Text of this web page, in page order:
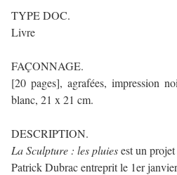
TYPE DOC.
Livre
FAÇONNAGE.
[20 pages], agrafées, impression
blanc, 21 x 21 cm.
DESCRIPTION.
La Sculpture : les pluiesest un
Patrick Dubrac entreprit le 1er janvier